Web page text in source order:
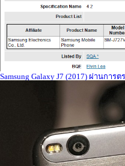
Samsung Galaxy J7 (2017) ผ่านการ